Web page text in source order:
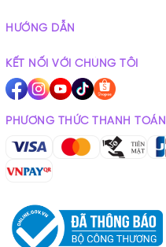
HƯỚNG DẪN
KẾT NỐI VỚI CHÚNG TÔI
PHƯƠNG THỨC THANH TOÁN